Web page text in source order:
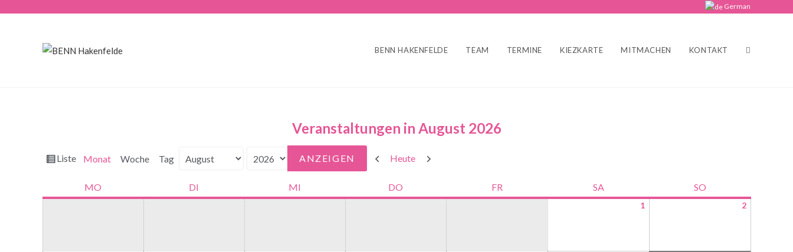
German
BENN HAKENFELDE TEAM TERMINE KIEZKARTE MITMACHEN KONTAKT
Veranstaltungen in August 2026
Ansicht
Liste Monat Woche Tag
Monat
Jahr
Zurück
Heute Weiter
MO DI MI DO FR SA SO
1 2